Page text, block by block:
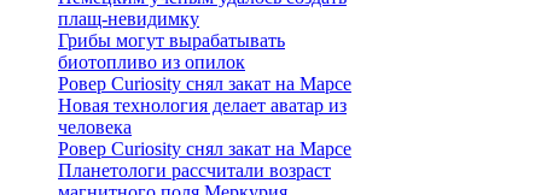
плащ-невидимку
Грибы могут вырабатывать
биотопливо из опилок
Ровер Curiosity снял закат на Марсе
Новая технология делает аватар из
человека
Ровер Curiosity снял закат на Марсе
Планетологи рассчитали возраст